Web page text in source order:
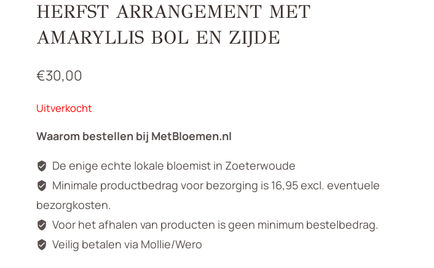
HERFST ARRANGEMENT MET
AMARYLLIS BOL EN ZIJDE
€30,00
Uitverkocht
Waarom bestellen bij MetBloemen.nl
De enige echte lokale bloemist in Zoeterwoude
Minimale productbedrag voor bezorging is 16,95 excl. eventuele
bezorgkosten.
Voor het afhalen van producten is geen minimum bestelbedrag.
Veilig betalen via Mollie/Wero